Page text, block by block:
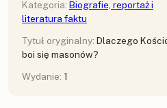
Kategoria: Biografie, reportaż i
literatura faktu
Tytuł oryginalny: Dlaczego
boi się masonów?
Wydanie: 1